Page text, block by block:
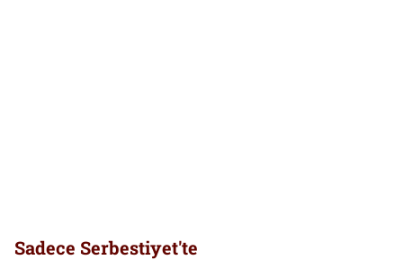
Sadece Serbestiyet'te